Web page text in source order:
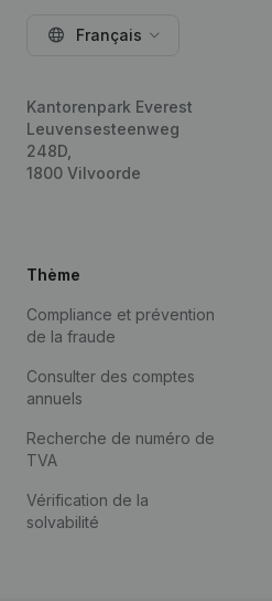
Français
Kantorenpark Everest
Leuvensesteenweg
248D,
1800 Vilvoorde
Thème
Compliance et prévention
de la fraude
Consulter des comptes
annuels
Recherche de numéro de
TVA
Vérification de la
solvabilité